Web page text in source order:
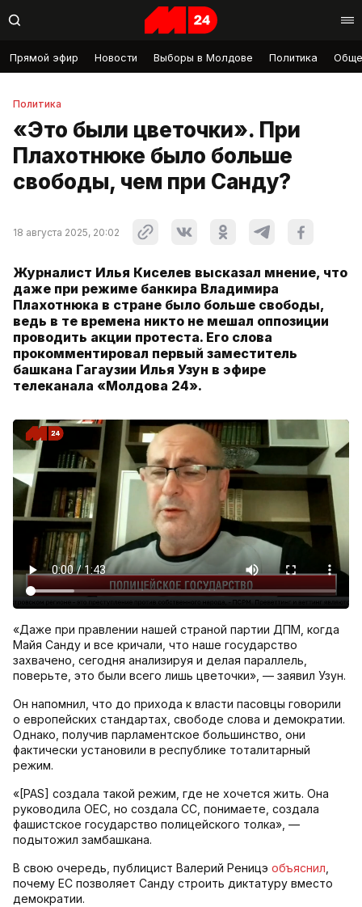
Прямой эфир Новости Выборы в Молдове Политика
Политика
«Это были цветочки». При
Плахотнюке было больше
свободы, чем при Санду?
18 августа 2025, 20:02
Журналист Илья Киселев высказал мнение, что
даже при режиме банкира Владимира
Плахотнюка в стране было больше свободы,
ведь в те времена никто не мешал оппозиции
проводить акции протеста. Его слова
прокомментировал первый заместитель
башкана Гагаузии Илья Узун в эфире
телеканала «Молдова 24».
«Даже при правлении нашей страной партии ДПМ, когда
Майя Санду и все кричали, что наше государство
захвачено, сегодня анализируя и делая параллель,
поверьте, это были всего лишь цветочки», — заявил Узун.
Он напомнил, что до прихода к власти пасовцы говорили
о европейских стандартах, свободе слова и демократии.
Однако, получив парламентское большинство, они
фактически установили в республике тоталитарный
режим.
«[PAS] создала такой режим, где не хочется жить. Она
руководила ОЕС, но создала СС, понимаете, создала
фашистское государство полицейского толка», —
подытожил замбашкана.
В свою очередь, публицист Валерий Реницэ объяснил
почему ЕС позволяет Санду строить диктатуру вместо
демократии.